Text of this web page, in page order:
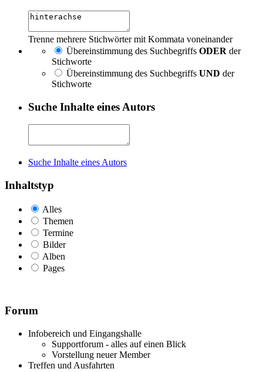
Trenne mehrere Stichwörter mit Kommata voneinander
Übereinstimmung des Suchbegriffs ODER der
Stichworte
Übereinstimmung des Suchbegriffs UND der
Stichworte
Suche Inhalte eines Autors
Suche Inhalte eines Autors
Inhaltstyp
Alles
Themen
Termine
Bilder
Alben
Pages
Forum
Infobereich und Eingangshalle
Supportforum - alles auf einen Blick
Vorstellung neuer Member
Treffen und Ausfahrten